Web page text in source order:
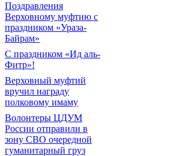
Поздравления
Верховному муфтию с
праздником «Ураза-
Байрам»
С праздником «Ид аль-
Фитр»!
Верховный муфтий
вручил награду
полковому имаму
Волонтеры ЦДУМ
России отправили в
зону СВО очередной
гуманитарный груз